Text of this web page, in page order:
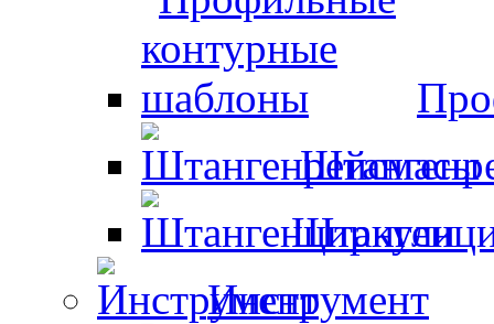
Инструмент